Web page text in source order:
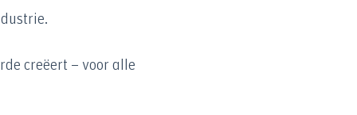
creëert – voor alle